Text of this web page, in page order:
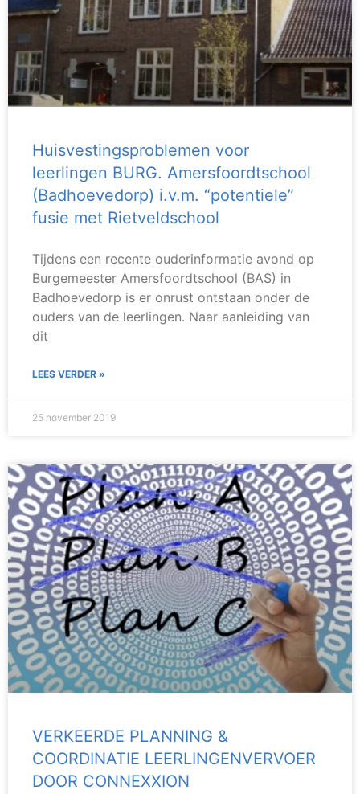
Huisvestingsproblemen voor
leerlingen BURG. Amersfoordtschool
(Badhoevedorp) i.v.m. “potentiele”
fusie met Rietveldschool
Tijdens een recente ouderinformatie avond op
Burgemeester Amersfoordtschool (BAS) in
Badhoevedorp is er onrust ontstaan onder de
ouders van de leerlingen. Naar aanleiding van
dit
LEES VERDER »
25 november 2019
VERKEERDE PLANNING &
COORDINATIE LEERLINGENVERVOER
DOOR CONNEXXION